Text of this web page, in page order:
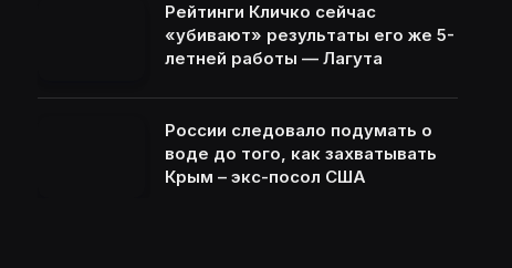
Рейтинги Кличко сейчас
«убивают» результаты его же 5-
летней работы — Лагута
России следовало подумать о
воде до того, как захватывать
Крым – экс-посол США